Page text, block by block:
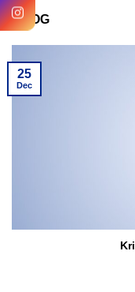
BLOG
25
Dec